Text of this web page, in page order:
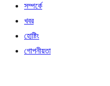
সম্পর্কে
খবর
হোষ্টিং
গোপনীয়তা